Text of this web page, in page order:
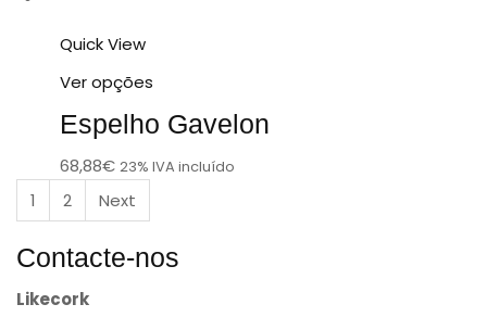
Quick View
Ver opções
Espelho Gavelon
68,88€ 23% IVA incluído
1 2 Next
Contacte-nos
Likecork